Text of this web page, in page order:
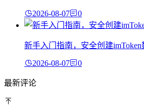
2026-08-07 0
新手入门指南，安全创建
2026-08-07 0
最新评论